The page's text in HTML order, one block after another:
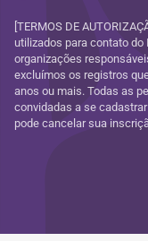
[TERMOS DE
utilizados para contato do
organizações
excluímos os registros
anos ou mais. Todas as
convidadas a se
pode cancelar sua